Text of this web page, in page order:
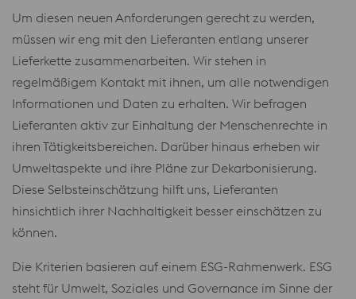
Um diesen neuen Anforderungen gerecht zu werden,
müssen wir eng mit den Lieferanten entlang unserer
Lieferkette zusammenarbeiten. Wir stehen in
regelmäßigem Kontakt mit ihnen, um alle notwendigen
Informationen und Daten zu erhalten. Wir befragen
Lieferanten aktiv zur Einhaltung der Menschenrechte in
ihren Tätigkeitsbereichen. Darüber hinaus erheben wir
Umweltaspekte und ihre Pläne zur Dekarbonisierung.
Diese Selbsteinschätzung hilft uns, Lieferanten
hinsichtlich ihrer Nachhaltigkeit besser einschätzen zu
können.
Die Kriterien basieren auf einem ESG-Rahmenwerk. ESG
steht für Umwelt, Soziales und Governance im Sinne der